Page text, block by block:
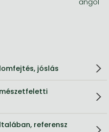
jóslás
referensz